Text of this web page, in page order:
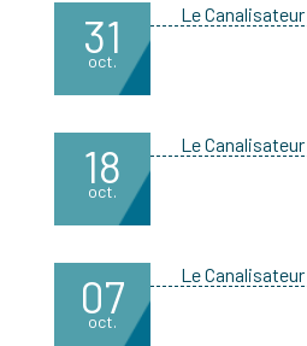
31
oct.
Le
18
oct.
Le
07
oct.
Le